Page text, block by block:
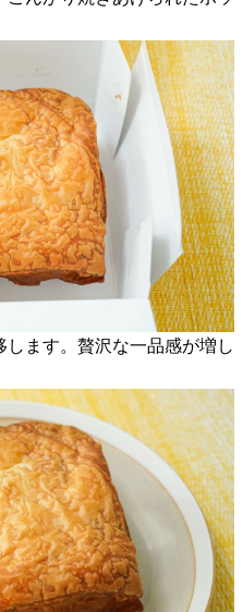
ます。贅沢な一品感が増し